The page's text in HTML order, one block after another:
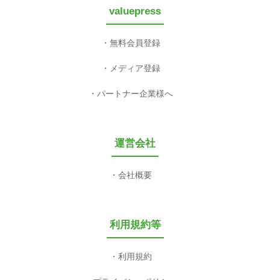
valuepress
無料会員登録
メディア登録
パートナー企業様へ
運営会社
会社概要
利用規約等
利用規約